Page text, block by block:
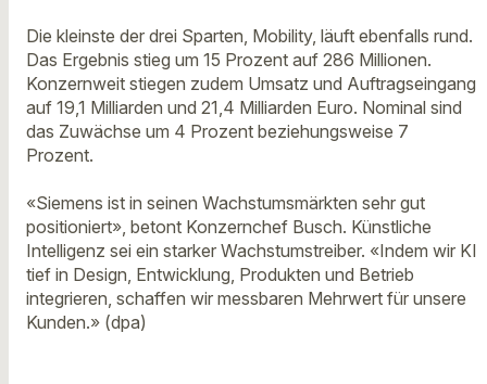
Die kleinste der drei Sparten, Mobility, läuft ebenfalls rund.
Das Ergebnis stieg um 15 Prozent auf 286 Millionen.
Konzernweit stiegen zudem Umsatz und Auftragseingang
auf 19,1 Milliarden und 21,4 Milliarden Euro. Nominal sind
das Zuwächse um 4 Prozent beziehungsweise 7
Prozent.
«Siemens ist in seinen Wachstumsmärkten sehr gut
positioniert», betont Konzernchef Busch. Künstliche
Intelligenz sei ein starker Wachstumstreiber. «Indem wir KI
tief in Design, Entwicklung, Produkten und Betrieb
integrieren, schaffen wir messbaren Mehrwert für unsere
Kunden.» (dpa)